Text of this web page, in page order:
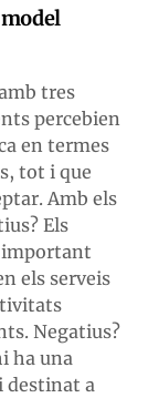
tres
percebien
en termes
tot i que
Amb els
Els
important
els serveis
Negatius?
ha una
a